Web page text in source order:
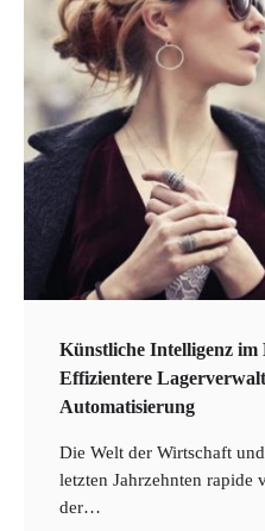
Künstliche Intelligenz im
Effizientere
Automatisierung
Die Welt der Wirtschaft
letzten Jahrzehnten rapide
der…